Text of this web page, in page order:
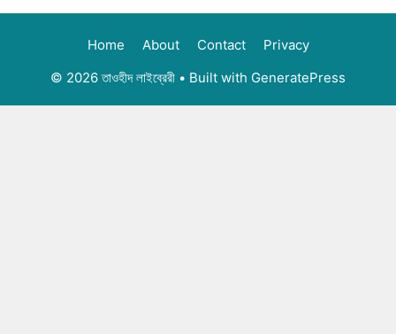
Home About Contact
Privacy
© 2026 তাওহীদ লাইব্রেরী • Built with GeneratePress